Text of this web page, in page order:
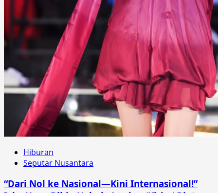
Hiburan
Seputar Nusantara
“Dari Nol ke Nasional—Kini Internasional!”